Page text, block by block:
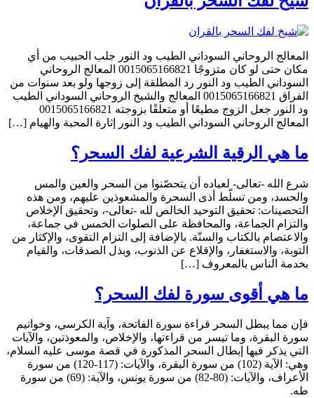
المعالج الروحاني السوداني الطيب ود النور جلب الحبيب من أي
مكان حتى لو كان متزوجًا 0015065166821 المعالج الروحاني
السوداني الطيب ود النور رد المطلقة إلى زوجها ولو بعد سنوات من
الفراق 0015065166821 المعالج والشيخ الروحاني السوداني الطيب
ود النور جعل الزوج مطيعًا أو متعلقًا بزوجته 0015065166821
المعالج الروحاني السوداني الطيب ود النور إثارة المحبة والهيام […]
ما هي الرقية الشرعية لفك السحر؟
شرع الله -تعالى- لعباده أن يتحصّنوا من السحر والعين والمس
والحسد، ومن تسلّط أذى السحرة والمشعوذين عليهم، ومن هذه
التحصينات: تحقيق التوحيد الخالص لله -تعالى-، وتحقيق الإخلاص
والتزام الجماعة، والمحافظة على الصلوات الخمس في جماعة،
والاعتصام بالكتاب والسنّة. بالإضافة إلى التزام التقوى، والإكثار من
التوبة، والاستغفار، والإقلاع عن الذنوب، وبذل الصدقات، والقيام
بخدمة الناس بالمعروف […]
ما هي أقوى سورة لفك السحر؟
فإن مما يبطل السحر قراءة سورة الفاتحة، وآية الكرسي، وخواتيم
سورة البقرة، وما تيسر من قراءتها، والإخلاص، والمعوذتين، والآيات
التي يذكر فيها إبطال السحر المذكورة في قصة موسى عليه السلام،
وهي: الآية (102) من سورة البقرة، والآيات: (117-120) من سورة
الأعراف، والآيات: (80-82) من سورة يونس، والآية: (69) من سورة
طه.